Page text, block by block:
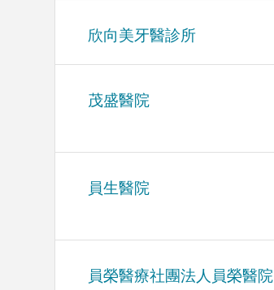
欣向美牙醫診所
茂盛醫院
員生醫院
員榮醫療社團法人員榮醫院